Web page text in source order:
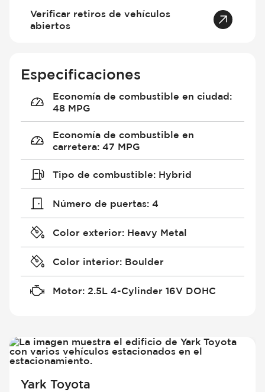
Verificar retiros de vehículos
abiertos
Especificaciones
Economía de combustible en ciudad:
48 MPG
Economía de combustible en
carretera: 47 MPG
Tipo de combustible: Hybrid
Número de puertas: 4
Color exterior: Heavy Metal
Color interior: Boulder
Motor: 2.5L 4-Cylinder 16V DOHC
Yark Toyota